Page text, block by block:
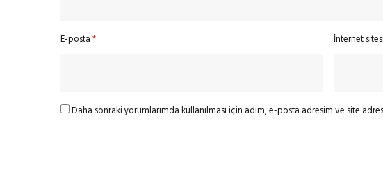
E-posta* İnternet sitesi
Daha sonraki yorumlarımda kullanılması için adım, e-posta adresim ve site